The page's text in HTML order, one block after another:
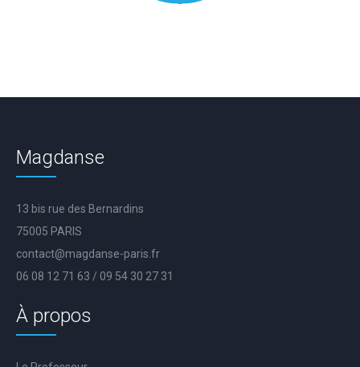
Magdanse
13 bis rue des Bernardins
75005 PARIS
contact@magdanse-paris.fr
06 08 12 71 63 / 09 54 30 27 31
À propos